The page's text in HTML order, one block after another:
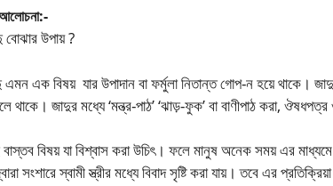
আলোচনা:-
উপায় ?
এক বিষয় যার উপাদান বা ফর্মুলা নিতান্ত গোপ-ন হয়ে থাকে।
থাকে। জাদুর মধ্যে ‘মন্ত্র-পাঠ’ ‘ঝাড়-ফুক’ বা বাণীপাঠ করা,
বিষয় যা বিশ্বাস করা উচিৎ। ফলে মানুষ অনেক সময় এর
সংশারে স্বামী স্ত্রীর মধ্যে বিবাদ সৃষ্টি করা যায়। তবে এর